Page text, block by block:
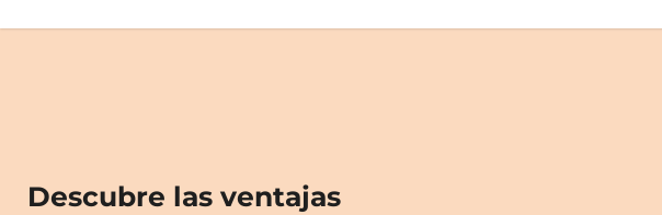
Descubre las ventajas